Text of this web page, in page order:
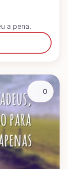
a pena.
0